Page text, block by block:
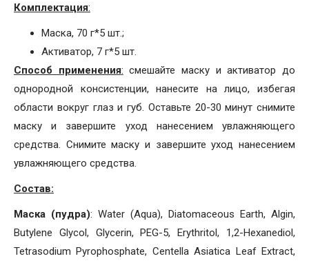
Комплектация:
Маска, 70 г*5 шт.;
Активатор, 7 г*5 шт.
Способ применения: смешайте маску и активатор до
однородной консистенции, нанесите на лицо, избегая
области вокруг глаз и губ. Оставьте 20-30 минут снимите
маску и завершите уход нанесением увлажняющего
средства. Снимите маску и завершите уход нанесением
увлажняющего средства.
Состав:
Маска (пудра): Water (Aqua), Diatomaceous Earth, Algin,
Butylene Glycol, Glycerin, PEG-5, Erythritol, 1,2-Hexanediol,
Tetrasodium Pyrophosphate, Centella Asiatica Leaf Extract,